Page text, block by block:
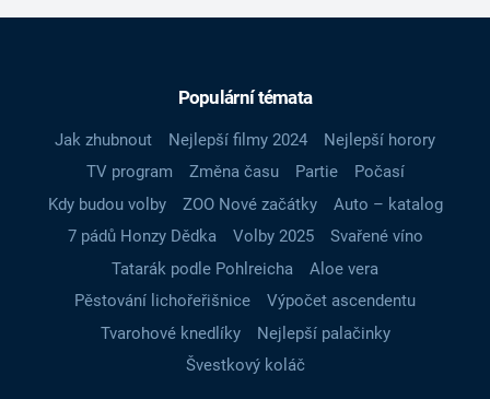
Populární témata
Jak zhubnout Nejlepší filmy 2024
Nejlepší horory
TV program
Změna času Partie
Počasí
Kdy budou volby
ZOO Nové začátky
Auto – katalog
7 pádů Honzy Dědka
Volby 2025
Svařené víno
Tatarák podle Pohlreicha
Aloe vera
Pěstování lichořeřišnice
Výpočet ascendentu
Tvarohové knedlíky
Nejlepší palačinky
Švestkový koláč